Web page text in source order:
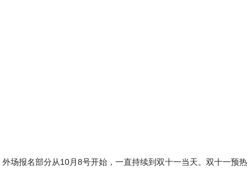
场报名部分从10月8号开始，一直持续到双十一当天。双十一预热